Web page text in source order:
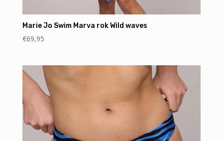
Marie Jo Swim Marva rok Wild waves
€69,95